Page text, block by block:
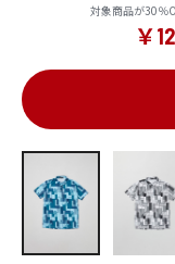
対象商品が30％
￥